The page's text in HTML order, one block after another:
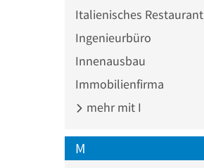
Italienisches Restaurant
Ingenieurbüro
Innenausbau
Immobilienfirma
mehr mit I
M